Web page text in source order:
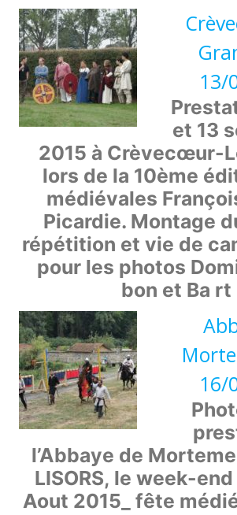
13/
et 13
2015 à Crèvecœur-
lors de la 10ème
médiévales
Picardie. Montage
répétition et vie de
pour les photos
bon et Ba rt
16/
l’Abbaye de
LISORS, le week-
Aout 2015_ fête